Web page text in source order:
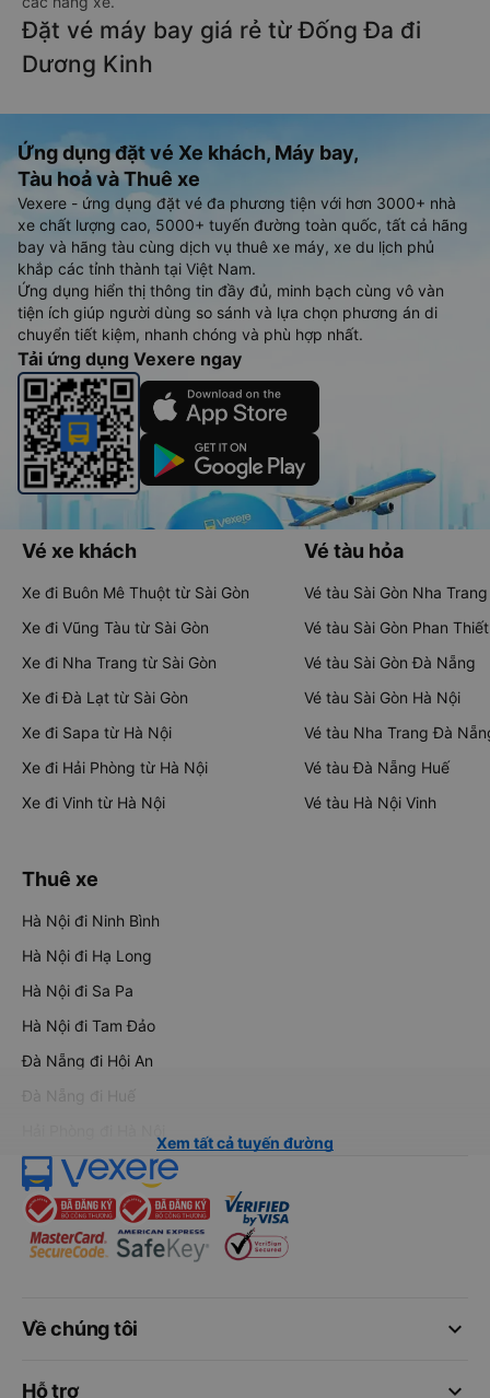
Đặt vé máy bay giá rẻ từ Đống Đa đi
Dương Kinh
Ứng dụng đặt vé Xe khách, Máy bay,
Tàu hoả và Thuê xe
Vexere - ứng dụng đặt vé đa phương tiện với hơn 3000+ nhà
xe chất lượng cao, 5000+ tuyến đường toàn quốc, tất cả hãng
bay và hãng tàu cùng dịch vụ thuê xe máy, xe du lịch phủ
khắp các tỉnh thành tại Việt Nam.
Ứng dụng hiển thị thông tin đầy đủ, minh bạch cùng vô vàn
tiện ích giúp người dùng so sánh và lựa chọn phương án di
chuyển tiết kiệm, nhanh chóng và phù hợp nhất.
Tải ứng dụng Vexere ngay
Vé xe khách
Xe đi Buôn Mê Thuột từ Sài Gòn
Xe đi Vũng Tàu từ Sài Gòn
Xe đi Nha Trang từ Sài Gòn
Xe đi Đà Lạt từ Sài Gòn
Xe đi Sapa từ Hà Nội
Xe đi Hải Phòng từ Hà Nội
Xe đi Vinh từ Hà Nội
Vé tàu hỏa
Vé tàu Sài Gòn Nha Trang
Vé tàu Sài Gòn Phan Thiết
Vé tàu Sài Gòn Đà Nẵng
Vé tàu Sài Gòn Hà Nội
Vé tàu Nha Trang Đà
Vé tàu Đà Nẵng Huế
Vé tàu Hà Nội Vinh
Thuê xe
Hà Nội đi Ninh Bình
Hà Nội đi Hạ Long
Hà Nội đi Sa Pa
Hà Nội đi Tam Đảo
Đà Nẵng đi Hội An
Đà Nẵng đi Huế
Xem tất cả tuyến đường
keyboard_arrow_down
Về chúng tôi
keyboard_arrow_down
Hỗ trợ